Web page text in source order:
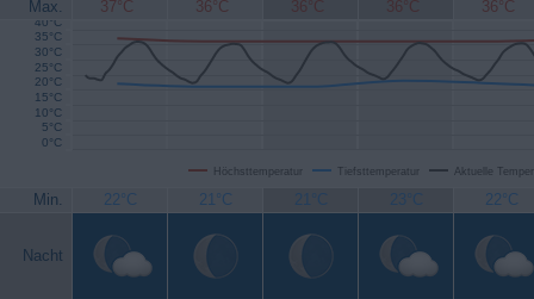
Max. 37°C 36°C 36°C 36°C 36°C
Höchsttemperatur Tiefsttemperatur Aktuelle
0°C
5°C
10°C
15°C
20°C
25°C
30°C
35°C
40°C
Min. 22°C 21°C 21°C 23°C 22°C
Nacht